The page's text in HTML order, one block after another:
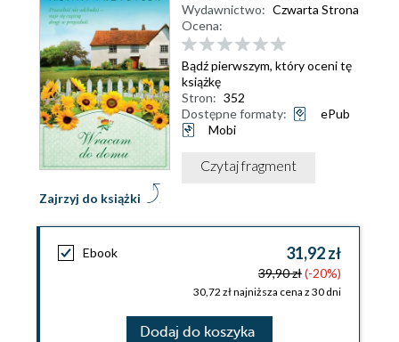
Zajrzyj do książki
Wydawnictwo: Czwarta Strona
Ocena:
Bądź pierwszym, który oceni tę
książkę
Stron: 352
Dostępne formaty:
ePub
Mobi
Czytaj fragment
Ebook 31,92 zł
39,90 zł(-20%)
30,72 zł najniższa cena z 30 dni
Dodaj do koszyka